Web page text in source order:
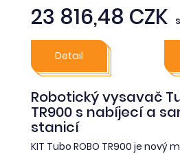
23 816,48 CZK
Detail
Robotický vysavač
TR900 s nabíjecí a
stanicí
KIT Tubo ROBO TR900 je nový